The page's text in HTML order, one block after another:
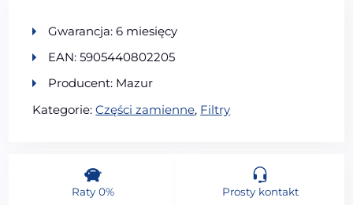
Gwarancja: 6 miesięcy
EAN: 5905440802205
Producent: Mazur
Kategorie:Części zamienne, Filtry
Raty 0% Prosty kontakt